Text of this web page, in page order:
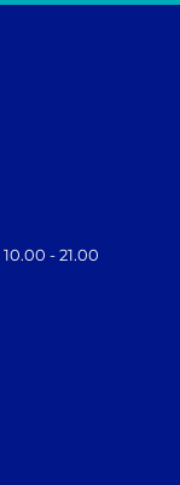
- 21.00